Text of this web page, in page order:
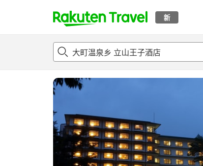
新
t
p
a
g
_
s
e
a
概况 客房及住宿套餐评论亮点设施